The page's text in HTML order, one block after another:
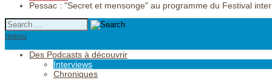
Pessac : "Secret et mensonge" au programme du Festival
menu
Des Podcasts à découvrir
Interviews
Chroniques